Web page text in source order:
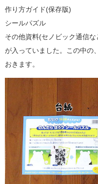
作り方ガイド(保存版)
シールパズル
その他資料(セノビック通信な
が入っていました。この中の、
おきます。